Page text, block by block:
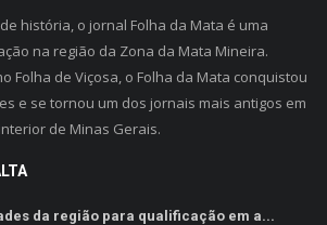
história, o jornal Folha da Mata é uma
na região da Zona da Mata Mineira.
Folha de Viçosa, o Folha da Mata conquistou
e se tornou um dos jornais mais antigos em
de Minas Gerais.
da região para qualificação em a...